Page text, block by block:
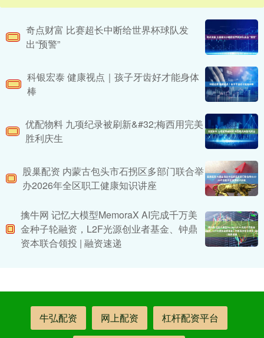
奇点财富 比赛超长中断给世界杯球队发
出“预警”
科银宏泰 健康视点｜孩子牙齿好才能身体
棒
优配物料 九项纪录被刷新&#32;梅西用完美
胜利庆生
股巢配资 内蒙古包头市石拐区多部门联合举
办2026年全区职工健康知识讲座
擒牛网 记忆大模型MemoraX AI完成千万美
金种子轮融资，L2F光源创业者基金、钟鼎
资本联合领投 | 融资速递
牛弘配资 网上配资 杠杆配资平台